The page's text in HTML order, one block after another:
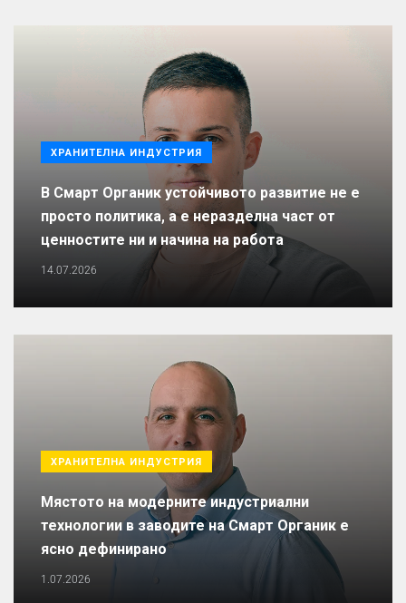
ХРАНИТЕЛНА ИНДУСТРИЯ
В Смарт Органик устойчивото развитие не е
просто политика, а е неразделна част от
ценностите ни и начина на работа
14.07.2026
ХРАНИТЕЛНА ИНДУСТРИЯ
Мястото на модерните индустриални
технологии в заводите на Смарт Органик е
ясно дефинирано
1.07.2026